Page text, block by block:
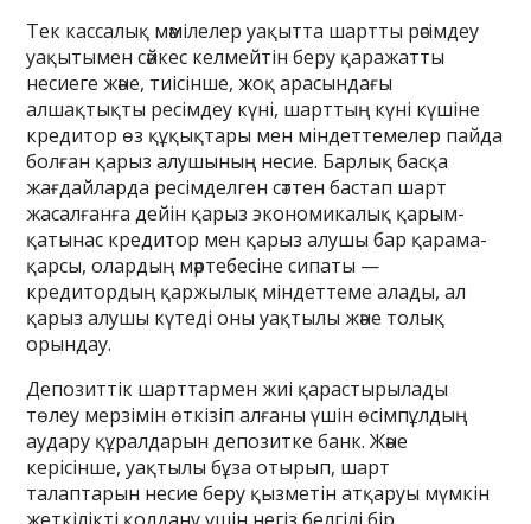
Тек кассалық мәмілелер уақытта шартты рәсімдеу
уақытымен сәйкес келмейтін беру қаражатты
несиеге және, тиісінше, жоқ арасындағы
алшақтықты ресімдеу күні, шарттың күні күшіне
кредитор өз құқықтары мен міндеттемелер пайда
болған қарыз алушының несие. Барлық басқа
жағдайларда ресімделген сәттен бастап шарт
жасалғанға дейін қарыз экономикалық қарым-
қатынас кредитор мен қарыз алушы бар қарама-
қарсы, олардың мәртебесіне сипаты —
кредитордың қаржылық міндеттеме алады, ал
қарыз алушы күтеді оны уақтылы және толық
орындау.
Депозиттік шарттармен жиі қарастырылады
төлеу мерзімін өткізіп алғаны үшін өсімпұлдың
аудару құралдарын депозитке банк. Және
керісінше, уақтылы бұза отырып, шарт
талаптарын несие беру қызметін атқаруы мүмкін